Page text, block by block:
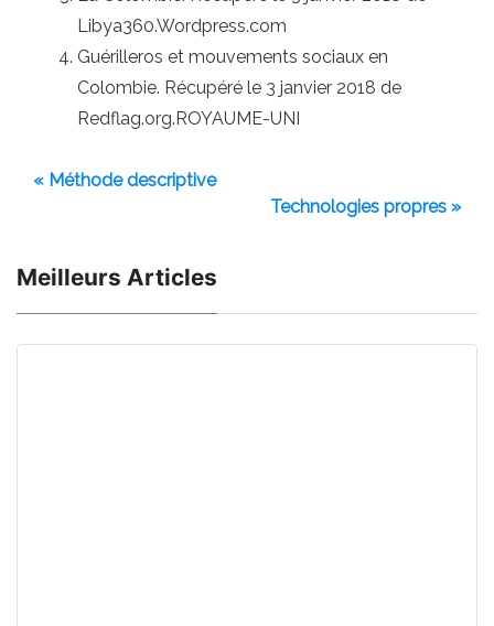
Libya360.Wordpress.com
Guérilleros et mouvements sociaux en
Colombie. Récupéré le 3 janvier 2018 de
Redflag.org.ROYAUME-UNI
« Méthode descriptive
Technologies propres »
Meilleurs Articles